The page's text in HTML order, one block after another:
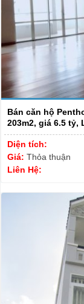
Bán căn hộ
203m2, giá 6.5 tỷ,
Diện tích:
Giá: Thỏa thuận
Liên Hệ: